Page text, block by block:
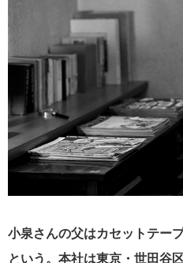
小泉さんの父はカセットテー
という。本社は東京・世田谷